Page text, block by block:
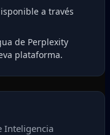
a través
de Perplexity
plataforma.
Inteligencia